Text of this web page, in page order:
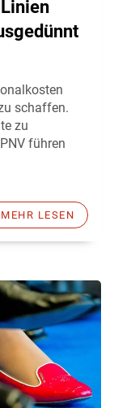
schaffen.
zu
führen
MEHR LESEN